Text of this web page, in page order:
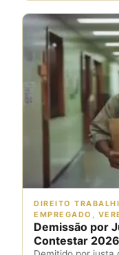
DIREITO
EMPREGADO,
Demissão por
Contestar 2026